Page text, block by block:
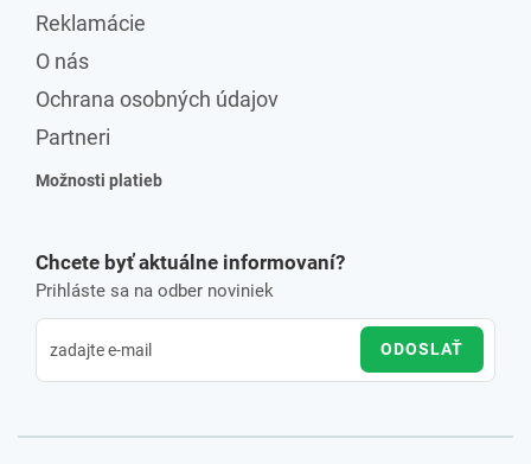
Reklamácie
O nás
Ochrana osobných údajov
Partneri
Možnosti platieb
Chcete byť aktuálne informovaní?
Prihláste sa na odber noviniek
ODOSLAŤ